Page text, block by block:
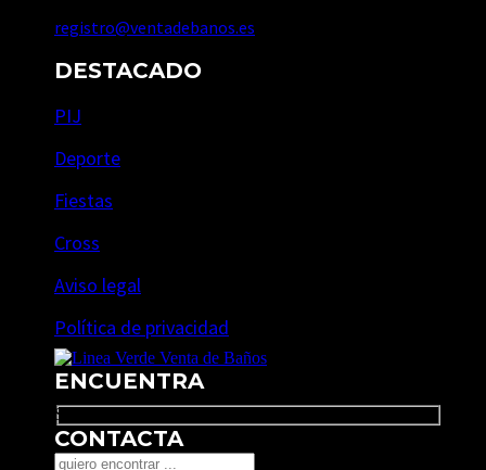
registro@ventadebanos.es
DESTACADO
PIJ
Deporte
Fiestas
Cross
Aviso legal
Política de privacidad
ENCUENTRA
Search
CONTACTA